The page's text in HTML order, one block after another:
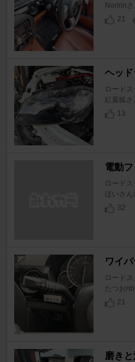
Noririnさ
21
ヘッド
ロードス
紅葉狐さ
13
電動
ロードス
ほいさ
32
ワイ
ロードス
たつお
21
磨き